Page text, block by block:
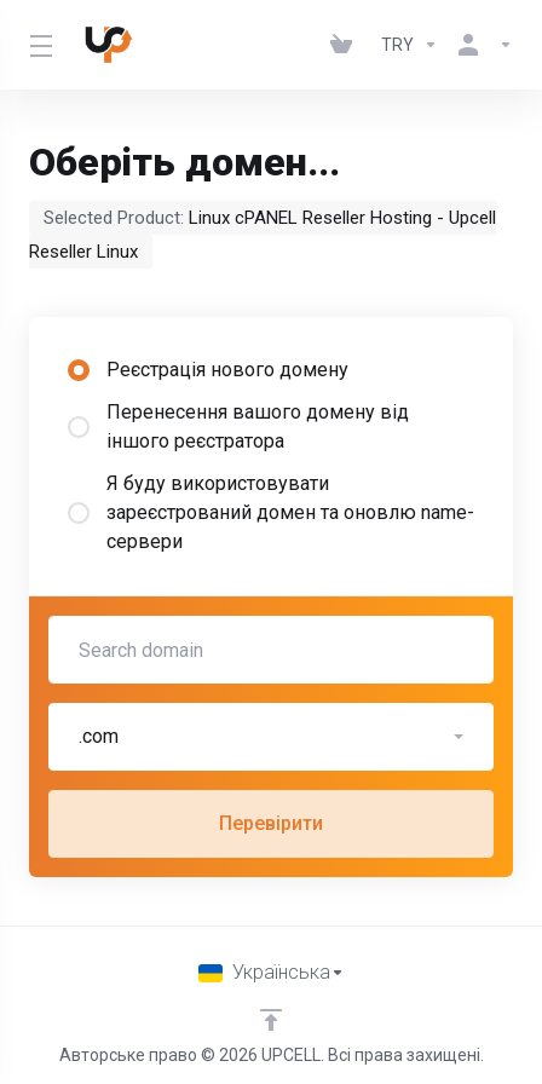
TRY
Оберіть домен...
Selected Product: Linux cPANEL Reseller Hosting - Upcell
Reseller Linux
Реєстрація нового домену
Перенесення вашого домену від
іншого реєстратора
Я буду використовувати
зареєстрований домен та оновлю name-
сервери
.com
Перевірити
Авторське право © 2026 UPCELL. Всі права захищені.
Українська